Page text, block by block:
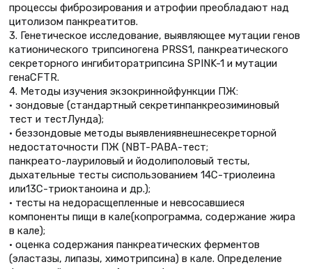
процессы фиброзирования и атрофии преобладают над
цитолизом панкреатитов.
3. Генетическое исследование, выявляющее мутации генов
катионического трипсиногена PRSS1, панкреатического
секреторного ингибиторатрипсина SPINK-1 и мутации
генаCFTR.
4. Методы изучения экзокриннойфункции ПЖ:
• зондовые (стандартный секретинпанкреозиминовый
тест и тестЛунда);
• беззондовые методы выявлениявнешнесекреторной
недостаточности ПЖ (NBT-PABA-тест;
панкреато-лауриловый и йодолиполовый тесты,
дыхательные тесты сиспользованием 14С-триолеина
или13С-триоктаноина и др.);
• тесты на недорасщепленные и невсосавшиеся
компоненты пищи в кале(копрограмма, содержание жира
в кале);
• оценка содержания панкреатических ферментов
(эластазы, липазы, химотрипсина) в кале. Определение